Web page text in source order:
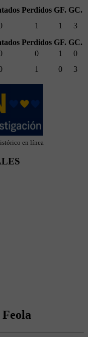
Perdidos GF. GC.
1 1
3
Perdidos GF. GC.
0 1
0
1 0 3
en línea